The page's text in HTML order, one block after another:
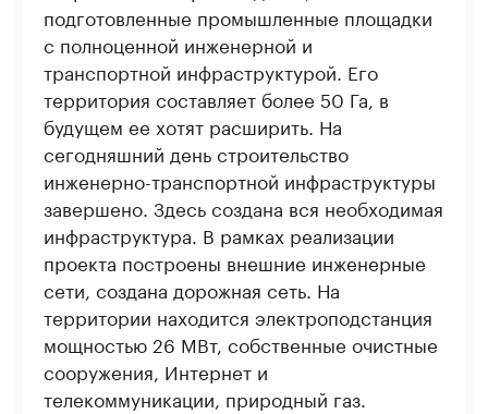
подготовленные промышленные площадки
с полноценной инженерной и
транспортной инфраструктурой. Его
территория составляет более 50 Га, в
будущем ее хотят расширить. На
сегодняшний день строительство
инженерно-транспортной инфраструктуры
завершено. Здесь создана вся необходимая
инфраструктура. В рамках реализации
проекта построены внешние инженерные
сети, создана дорожная сеть. На
территории находится электроподстанция
мощностью 26 МВт, собственные очистные
сооружения, Интернет и
телекоммуникации, природный газ.